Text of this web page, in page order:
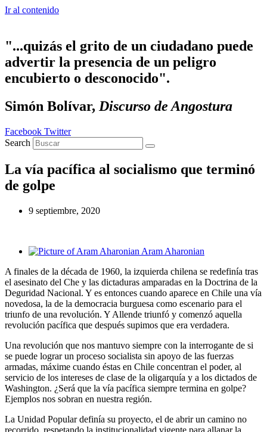
Ir al contenido
"...quizás el grito de un ciudadano puede
advertir la presencia de un peligro
encubierto o desconocido".
Simón Bolívar, Discurso de Angostura
Facebook Twitter
Search
La vía pacífica al socialismo que terminó
de golpe
9 septiembre, 2020
Aram Aharonian
A finales de la década de 1960, la izquierda chilena se redefinía tras
el asesinato del Che y las dictaduras amparadas en la Doctrina de la
Deguridad Nacional. Y es entonces cuando aparece en Chile una vía
novedosa, la de la democracia burguesa como escenario para el
triunfo de una revolución. Y Allende triunfó y comenzó aquella
revolución pacífica que después supimos que era verdadera.
Una revolución que nos mantuvo siempre con la interrogante de si
se puede lograr un proceso socialista sin apoyo de las fuerzas
armadas, máxime cuando éstas en Chile concentran el poder, al
servicio de los intereses de clase de la oligarquía y a los dictados de
Washington. ¿Será que la vía pacífica siempre termina en golpe?
Ejemplos nos sobran en nuestra región.
La Unidad Popular definía su proyecto, el de abrir un camino no
recorrido, respetando la institucionalidad vigente para allanar la